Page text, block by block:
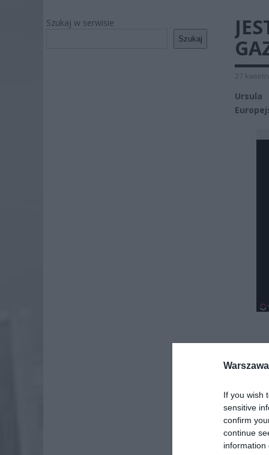
If you wish
sensitive
confirm
continue
information
Szukaj w serwisie
Szukaj
27